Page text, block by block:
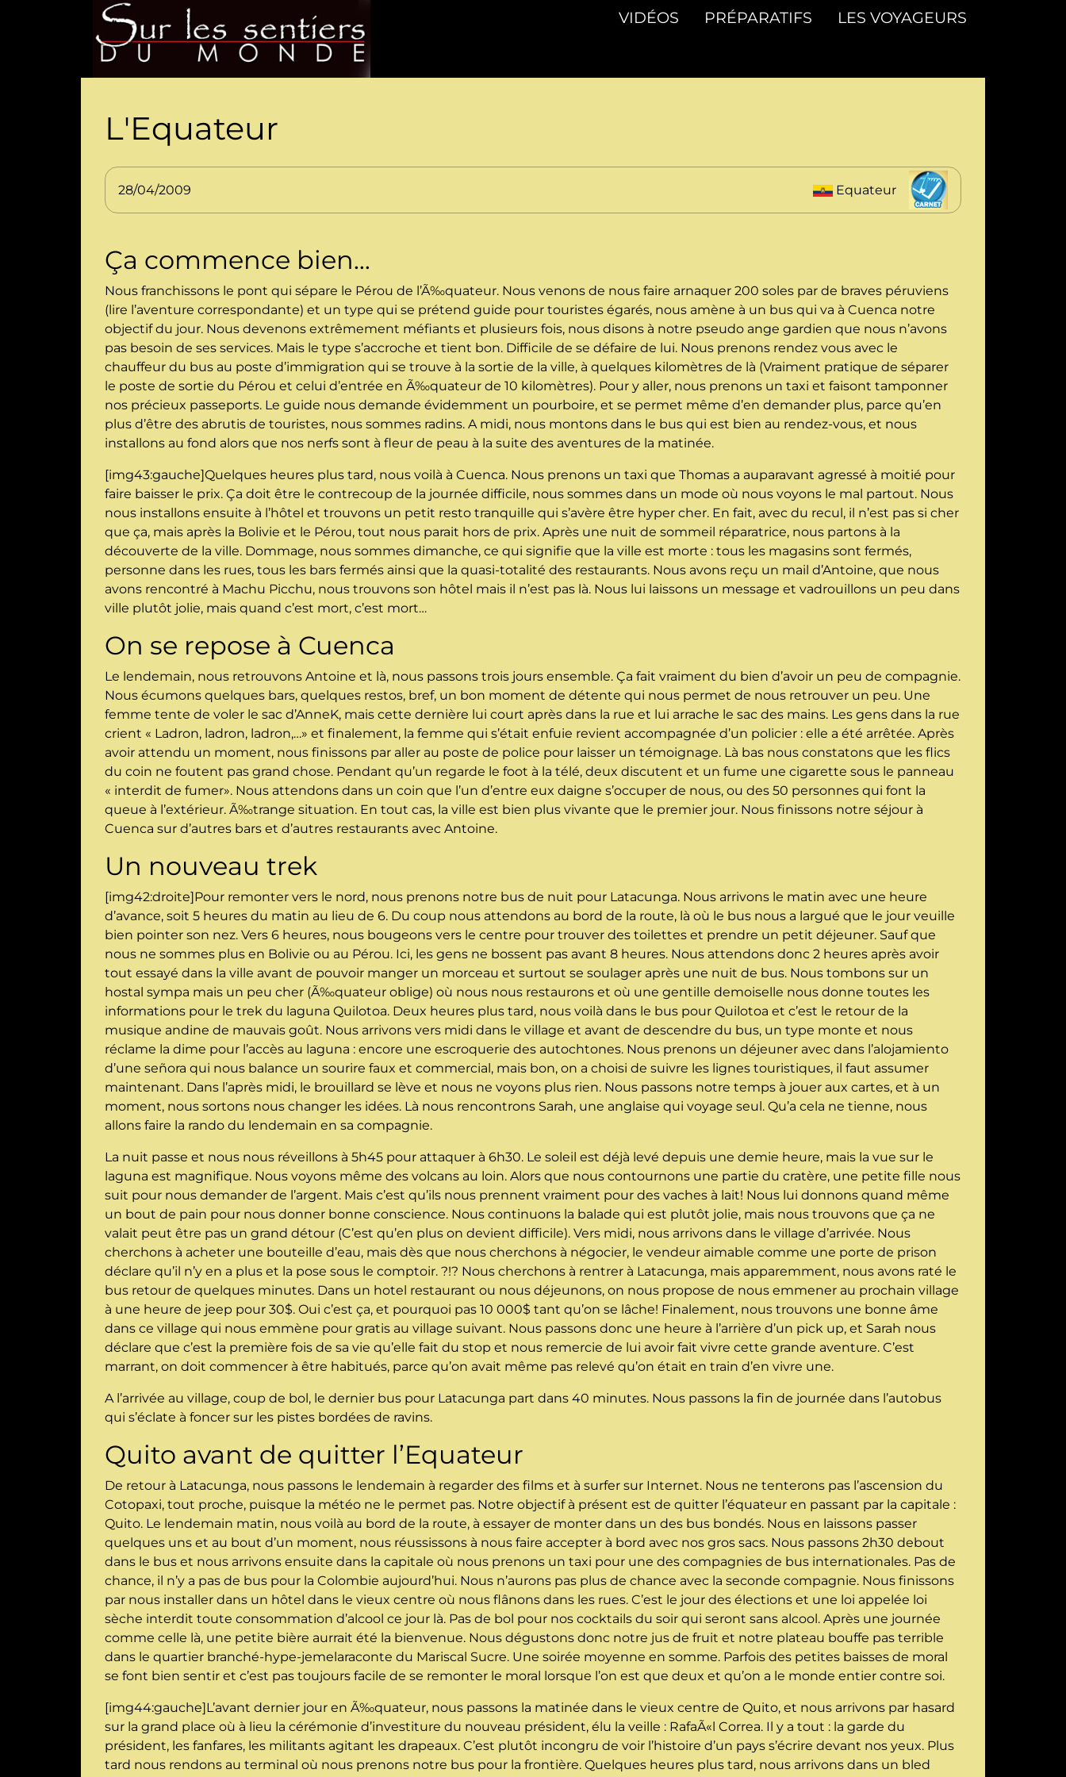
VIDÉOS PRÉPARATIFS LES VOYAGEURS
L'Equateur
28/04/2009 Equateur
Ça commence bien…
Nous franchissons le pont qui sépare le Pérou de l’Ã‰quateur. Nous venons de nous faire arnaquer 200 soles par de braves péruviens
(lire l’aventure correspondante) et un type qui se prétend guide pour touristes égarés, nous amène à un bus qui va à Cuenca notre
objectif du jour. Nous devenons extrêmement méfiants et plusieurs fois, nous disons à notre pseudo ange gardien que nous n’avons
pas besoin de ses services. Mais le type s’accroche et tient bon. Difficile de se défaire de lui. Nous prenons rendez vous avec le
chauffeur du bus au poste d’immigration qui se trouve à la sortie de la ville, à quelques kilomètres de là (Vraiment pratique de séparer
le poste de sortie du Pérou et celui d’entrée en Ã‰quateur de 10 kilomètres). Pour y aller, nous prenons un taxi et faisont tamponner
nos précieux passeports. Le guide nous demande évidemment un pourboire, et se permet même d’en demander plus, parce qu’en
plus d’être des abrutis de touristes, nous sommes radins. A midi, nous montons dans le bus qui est bien au rendez-vous, et nous
installons au fond alors que nos nerfs sont à fleur de peau à la suite des aventures de la matinée.
[img43:gauche]Quelques heures plus tard, nous voilà à Cuenca. Nous prenons un taxi que Thomas a auparavant agressé à moitié pour
faire baisser le prix. Ça doit être le contrecoup de la journée difficile, nous sommes dans un mode où nous voyons le mal partout. Nous
nous installons ensuite à l’hôtel et trouvons un petit resto tranquille qui s’avère être hyper cher. En fait, avec du recul, il n’est pas si cher
que ça, mais après la Bolivie et le Pérou, tout nous parait hors de prix. Après une nuit de sommeil réparatrice, nous partons à la
découverte de la ville. Dommage, nous sommes dimanche, ce qui signifie que la ville est morte : tous les magasins sont fermés,
personne dans les rues, tous les bars fermés ainsi que la quasi-totalité des restaurants. Nous avons reçu un mail d’Antoine, que nous
avons rencontré à Machu Picchu, nous trouvons son hôtel mais il n’est pas là. Nous lui laissons un message et vadrouillons un peu dans
ville plutôt jolie, mais quand c’est mort, c’est mort…
On se repose à Cuenca
Le lendemain, nous retrouvons Antoine et là, nous passons trois jours ensemble. Ça fait vraiment du bien d’avoir un peu de compagnie.
Nous écumons quelques bars, quelques restos, bref, un bon moment de détente qui nous permet de nous retrouver un peu. Une
femme tente de voler le sac d’AnneK, mais cette dernière lui court après dans la rue et lui arrache le sac des mains. Les gens dans la rue
crient « Ladron, ladron, ladron,…» et finalement, la femme qui s’était enfuie revient accompagnée d’un policier : elle a été arrêtée. Après
avoir attendu un moment, nous finissons par aller au poste de police pour laisser un témoignage. Là bas nous constatons que les flics
du coin ne foutent pas grand chose. Pendant qu’un regarde le foot à la télé, deux discutent et un fume une cigarette sous le panneau
« interdit de fumer». Nous attendons dans un coin que l’un d’entre eux daigne s’occuper de nous, ou des 50 personnes qui font la
queue à l’extérieur. Ã‰trange situation. En tout cas, la ville est bien plus vivante que le premier jour. Nous finissons notre séjour à
Cuenca sur d’autres bars et d’autres restaurants avec Antoine.
Un nouveau trek
[img42:droite]Pour remonter vers le nord, nous prenons notre bus de nuit pour Latacunga. Nous arrivons le matin avec une heure
d’avance, soit 5 heures du matin au lieu de 6. Du coup nous attendons au bord de la route, là où le bus nous a largué que le jour veuille
bien pointer son nez. Vers 6 heures, nous bougeons vers le centre pour trouver des toilettes et prendre un petit déjeuner. Sauf que
nous ne sommes plus en Bolivie ou au Pérou. Ici, les gens ne bossent pas avant 8 heures. Nous attendons donc 2 heures après avoir
tout essayé dans la ville avant de pouvoir manger un morceau et surtout se soulager après une nuit de bus. Nous tombons sur un
hostal sympa mais un peu cher (Ã‰quateur oblige) où nous nous restaurons et où une gentille demoiselle nous donne toutes les
informations pour le trek du laguna Quilotoa. Deux heures plus tard, nous voilà dans le bus pour Quilotoa et c’est le retour de la
musique andine de mauvais goût. Nous arrivons vers midi dans le village et avant de descendre du bus, un type monte et nous
réclame la dime pour l’accès au laguna : encore une escroquerie des autochtones. Nous prenons un déjeuner avec dans l’alojamiento
d’une señora qui nous balance un sourire faux et commercial, mais bon, on a choisi de suivre les lignes touristiques, il faut assumer
maintenant. Dans l’après midi, le brouillard se lève et nous ne voyons plus rien. Nous passons notre temps à jouer aux cartes, et à un
moment, nous sortons nous changer les idées. Là nous rencontrons Sarah, une anglaise qui voyage seul. Qu’a cela ne tienne, nous
allons faire la rando du lendemain en sa compagnie.
La nuit passe et nous nous réveillons à 5h45 pour attaquer à 6h30. Le soleil est déjà levé depuis une demie heure, mais la vue sur le
laguna est magnifique. Nous voyons même des volcans au loin. Alors que nous contournons une partie du cratère, une petite fille nous
suit pour nous demander de l’argent. Mais c’est qu’ils nous prennent vraiment pour des vaches à lait! Nous lui donnons quand même
un bout de pain pour nous donner bonne conscience. Nous continuons la balade qui est plutôt jolie, mais nous trouvons que ça ne
valait peut être pas un grand détour (C’est qu’en plus on devient difficile). Vers midi, nous arrivons dans le village d’arrivée. Nous
cherchons à acheter une bouteille d’eau, mais dès que nous cherchons à négocier, le vendeur aimable comme une porte de prison
déclare qu’il n’y en a plus et la pose sous le comptoir. ?!? Nous cherchons à rentrer à Latacunga, mais apparemment, nous avons raté le
bus retour de quelques minutes. Dans un hotel restaurant ou nous déjeunons, on nous propose de nous emmener au prochain village
à une heure de jeep pour 30$. Oui c’est ça, et pourquoi pas 10 000$ tant qu’on se lâche! Finalement, nous trouvons une bonne âme
dans ce village qui nous emmène pour gratis au village suivant. Nous passons donc une heure à l’arrière d’un pick up, et Sarah nous
déclare que c’est la première fois de sa vie qu’elle fait du stop et nous remercie de lui avoir fait vivre cette grande aventure. C’est
marrant, on doit commencer à être habitués, parce qu’on avait même pas relevé qu’on était en train d’en vivre une.
A l’arrivée au village, coup de bol, le dernier bus pour Latacunga part dans 40 minutes. Nous passons la fin de journée dans l’autobus
qui s’éclate à foncer sur les pistes bordées de ravins.
Quito avant de quitter l’Equateur
De retour à Latacunga, nous passons le lendemain à regarder des films et à surfer sur Internet. Nous ne tenterons pas l’ascension du
Cotopaxi, tout proche, puisque la météo ne le permet pas. Notre objectif à présent est de quitter l’équateur en passant par la capitale :
Quito. Le lendemain matin, nous voilà au bord de la route, à essayer de monter dans un des bus bondés. Nous en laissons passer
quelques uns et au bout d’un moment, nous réussissons à nous faire accepter à bord avec nos gros sacs. Nous passons 2h30 debout
dans le bus et nous arrivons ensuite dans la capitale où nous prenons un taxi pour une des compagnies de bus internationales. Pas de
chance, il n’y a pas de bus pour la Colombie aujourd’hui. Nous n’aurons pas plus de chance avec la seconde compagnie. Nous finissons
par nous installer dans un hôtel dans le vieux centre où nous flânons dans les rues. C’est le jour des élections et une loi appelée loi
sèche interdit toute consommation d’alcool ce jour là. Pas de bol pour nos cocktails du soir qui seront sans alcool. Après une journée
comme celle là, une petite bière aurrait été la bienvenue. Nous dégustons donc notre jus de fruit et notre plateau bouffe pas terrible
dans le quartier branché-hype-jemelaraconte du Mariscal Sucre. Une soirée moyenne en somme. Parfois des petites baisses de moral
se font bien sentir et c’est pas toujours facile de se remonter le moral lorsque l’on est que deux et qu’on a le monde entier contre soi.
[img44:gauche]L’avant dernier jour en Ã‰quateur, nous passons la matinée dans le vieux centre de Quito, et nous arrivons par hasard
sur la grand place où à lieu la cérémonie d’investiture du nouveau président, élu la veille : RafaÃ«l Correa. Il y a tout : la garde du
président, les fanfares, les militants agitant les drapeaux. C’est plutôt incongru de voir l’histoire d’un pays s’écrire devant nos yeux. Plus
tard nous rendons au terminal où nous prenons notre bus pour la frontière. Quelques heures plus tard, nous arrivons dans un bled